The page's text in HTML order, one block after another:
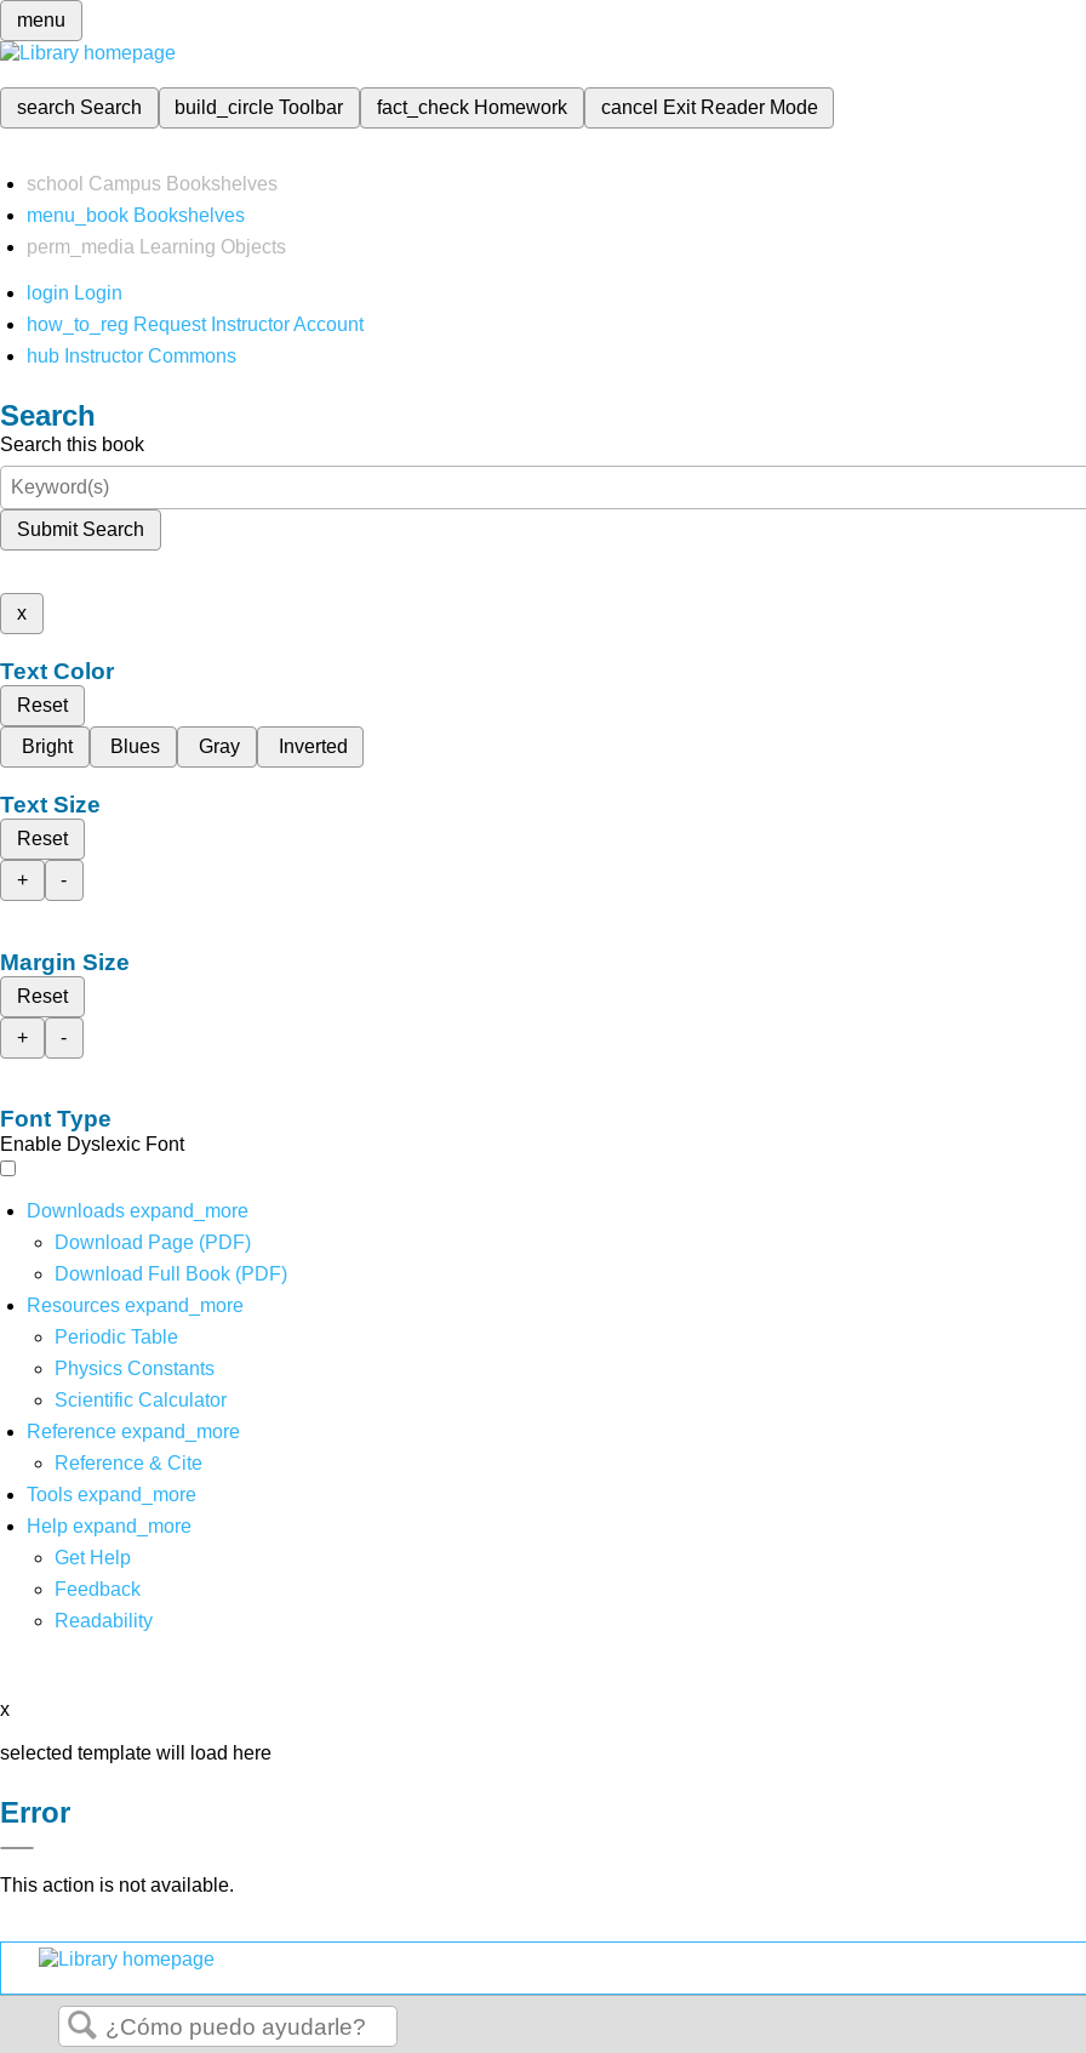
menu
search Search build_circleToolbar fact_check Homework cancel Exit Reader Mode
school Campus Bookshelves
menu_book Bookshelves
perm_media
Learning Objects
login Login
how_to_reg Request Instructor Account
hub Instructor Commons
Search
Search this book
Submit Search
x
Text Color
Reset
Bright
Blues Gray Inverted
Text Size
Reset
+
-
Margin Size
Reset
+
-
Font Type
Enable Dyslexic Font
Downloads expand_more
Download Page (PDF)
Download Full Book (PDF)
Resources expand_more
Periodic Table
Physics Constants
Scientific Calculator
Reference expand_more
Reference & Cite
Tools expand_more
Help expand_more
Get Help
Feedback
Readability
x
selected template will load here
Error
This action is not available.